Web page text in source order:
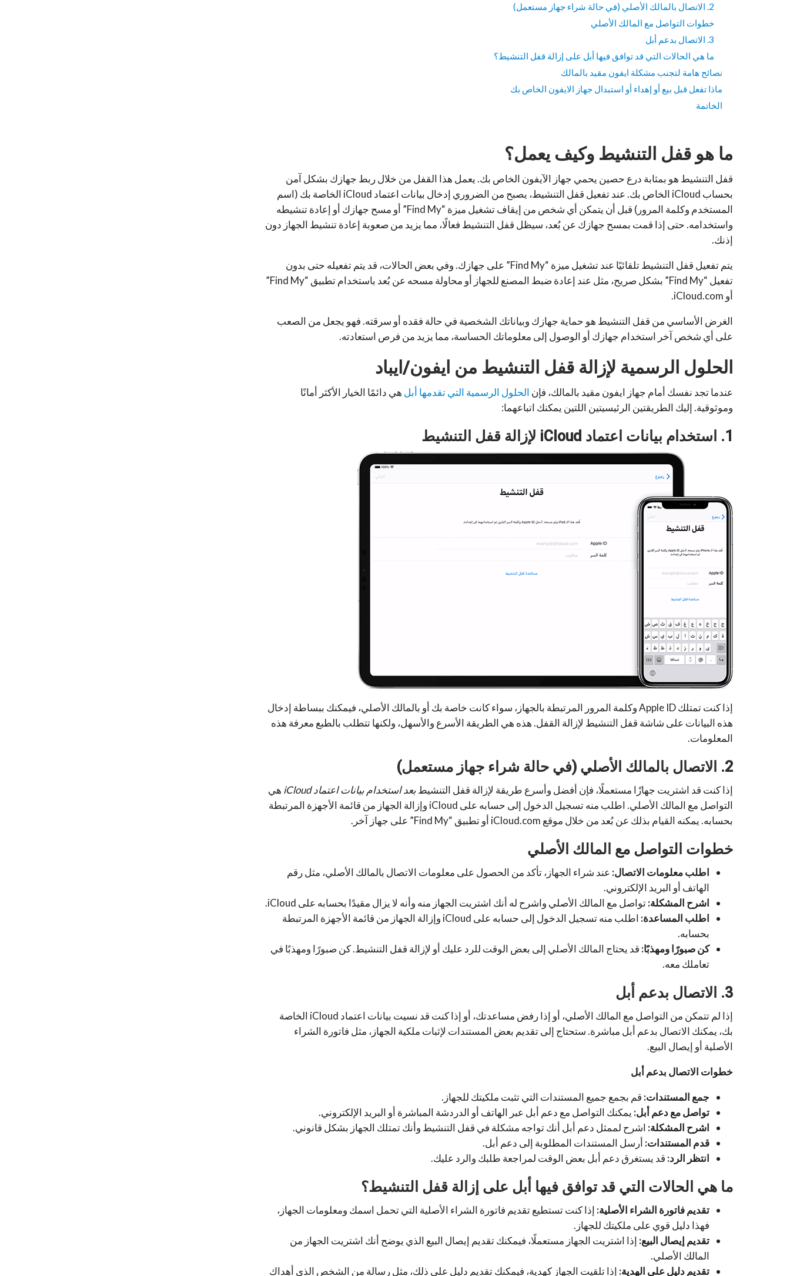
2. الاتصال بالمالك الأصلي (في حالة شراء جهاز مستعمل)
خطوات التواصل مع المالك الأصلي
3. الاتصال بدعم أبل
ما هي الحالات التي قد توافق فيها أبل على إزالة قفل التنشيط؟
نصائح هامة لتجنب مشكلة ايفون مقيد بالمالك
ماذا تفعل قبل بيع أو إهداء أو استبدال جهاز الايفون الخاص بك
الخاتمة
ما هو قفل التنشيط وكيف يعمل؟
قفل التنشيط هو بمثابة درع حصين يحمي جهاز الآيفون الخاص بك. يعمل هذا القفل من خلال ربط جهازك بشكل آمن
بحساب iCloud الخاص بك. عند تفعيل قفل التنشيط، يصبح من الضروري إدخال بيانات اعتماد iCloud الخاصة بك (اسم
المستخدم وكلمة المرور) قبل أن يتمكن أي شخص من إيقاف تشغيل ميزة “Find My” أو مسح جهازك أو إعادة تنشيطه
واستخدامه. حتى إذا قمت بمسح جهازك عن بُعد، سيظل قفل التنشيط فعالًا، مما يزيد من صعوبة إعادة تنشيط الجهاز دون
إذنك.
يتم تفعيل قفل التنشيط تلقائيًا عند تشغيل ميزة “Find My” على جهازك. وفي بعض الحالات، قد يتم تفعيله حتى بدون
تفعيل “Find My” بشكل صريح، مثل عند إعادة ضبط المصنع للجهاز أو محاولة مسحه عن بُعد باستخدام تطبيق “Find My”
أو iCloud.com.
الغرض الأساسي من قفل التنشيط هو حماية جهازك وبياناتك الشخصية في حالة فقده أو سرقته. فهو يجعل من الصعب
على أي شخص آخر استخدام جهازك أو الوصول إلى معلوماتك الحساسة، مما يزيد من فرص استعادته.
الحلول الرسمية لإزالة قفل التنشيط من ايفون/ايباد
عندما تجد نفسك أمام جهاز ايفون مقيد بالمالك، فإن الحلول الرسمية التي تقدمها أبل هي دائمًا الخيار الأكثر أمانًا
وموثوقية. إليك الطريقتين الرئيسيتين اللتين يمكنك اتباعهما:
1. استخدام بيانات اعتماد iCloud لإزالة قفل التنشيط
إذا كنت تمتلك Apple ID وكلمة المرور المرتبطة بالجهاز، سواء كانت خاصة بك أو بالمالك الأصلي، فيمكنك ببساطة إدخال
هذه البيانات على شاشة قفل التنشيط لإزالة القفل. هذه هي الطريقة الأسرع والأسهل، ولكنها تتطلب بالطبع معرفة هذه
المعلومات.
2. الاتصال بالمالك الأصلي (في حالة شراء جهاز مستعمل)
إذا كنت قد اشتريت جهازًا مستعملًا، فإن أفضل وأسرع طريقة لإزالة قفل التنشيطبعد استخدام بيانات اعتماد iCloud
هي
التواصل مع المالك الأصلي. اطلب منه تسجيل الدخول إلى حسابه على iCloud وإزالة الجهاز من قائمة الأجهزة المرتبطة
بحسابه. يمكنه القيام بذلك عن بُعد من خلال موقع iCloud.com أو تطبيق “Find My” على جهاز آخر.
خطوات التواصل مع المالك الأصلي
اطلب معلومات الاتصال: عند شراء الجهاز، تأكد من الحصول على معلومات الاتصال بالمالك الأصلي، مثل رقم
الهاتف أو البريد الإلكتروني.
اشرح المشكلة:تواصل مع المالك الأصلي واشرح له أنك اشتريت الجهاز منه وأنه لا يزال مقيدًا بحسابه على iCloud.
اطلب المساعدة:
اطلب منه تسجيل الدخول إلى حسابه على iCloud وإزالة الجهاز من قائمة الأجهزة المرتبطة
بحسابه.
كن صبورًا ومهذبًا: قد يحتاج المالك الأصلي إلى بعض الوقت للرد عليك أو لإزالة قفل التنشيط. كن صبورًا ومهذبًا في
تعاملك معه.
3. الاتصال بدعم أبل
إذا لم تتمكن من التواصل مع المالك الأصلي، أو إذا رفض مساعدتك، أو إذا كنت قد نسيت بيانات اعتماد iCloud الخاصة
بك، يمكنك الاتصال بدعم أبل مباشرة. ستحتاج إلى تقديم بعض المستندات لإثبات ملكية الجهاز، مثل فاتورة الشراء
الأصلية أو إيصال البيع.
خطوات الاتصال بدعم أبل
جمع المستندات: قم بجمع جميع المستندات التي تثبت ملكيتك للجهاز.
تواصل مع دعم أبل: يمكنك التواصل مع دعم أبل عبر الهاتف أو الدردشة المباشرة أو البريد الإلكتروني.
اشرح المشكلة: اشرح لممثل دعم أبل أنك تواجه مشكلة في قفل التنشيط وأنك تمتلك الجهاز بشكل قانوني.
قدم المستندات: أرسل المستندات المطلوبة إلى دعم أبل.
انتظر الرد: قد يستغرق دعم أبل بعض الوقت لمراجعة طلبك والرد عليك.
ما هي الحالات التي قد توافق فيها أبل على إزالة قفل التنشيط؟
تقديم فاتورة الشراء الأصلية: إذا كنت تستطيع تقديم فاتورة الشراء الأصلية التي تحمل اسمك ومعلومات الجهاز،
فهذا دليل قوي على ملكيتك للجهاز.
تقديم إيصال البيع: إذا اشتريت الجهاز مستعملًا، فيمكنك تقديم إيصال البيع الذي يوضح أنك اشتريت الجهاز من
المالك الأصلي.
تقديم دليل على الهدية: إذا تلقيت الجهاز كهدية، فيمكنك تقديم دليل على ذلك، مثل رسالة من الشخص الذي أهداك